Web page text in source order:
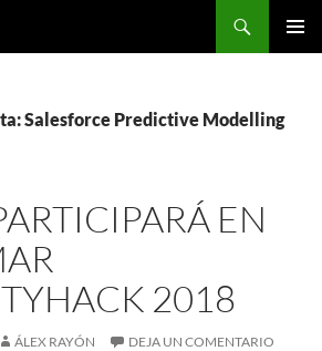
Salesforce Predictive Modelling
EN
2018
ÁLEX RAYÓN DEJA UN COMENTARIO